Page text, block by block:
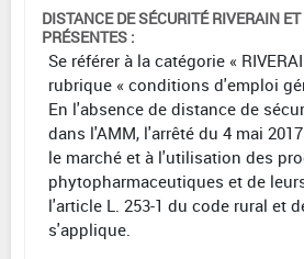
DISTANCE DE SÉCURITÉ RIVERAIN
PRÉSENTES :
Se référer à la catégorie «
rubrique « conditions d'emploi
En l'absence de distance de
dans l'AMM, l'arrêté du 4 mai
le marché et à l'utilisation des
phytopharmaceutiques et de
l'article L. 253-1 du code rural et
s'applique.